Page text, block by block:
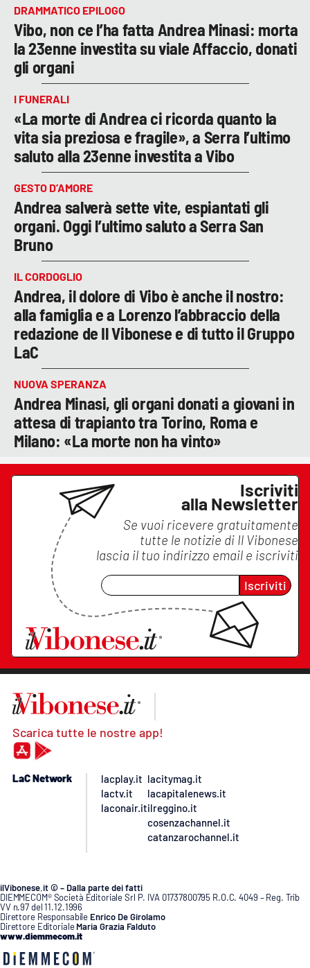
DRAMMATICO EPILOGO
Vibo, non ce l’ha fatta Andrea Minasi: morta
la 23enne investita su viale Affaccio, donati
gli organi
I FUNERALI
«La morte di Andrea ci ricorda quanto la
vita sia preziosa e fragile», a Serra l’ultimo
saluto alla 23enne investita a Vibo
GESTO D’AMORE
Andrea salverà sette vite, espiantati gli
organi. Oggi l’ultimo saluto a Serra San
Bruno
IL CORDOGLIO
Andrea, il dolore di Vibo è anche il nostro:
alla famiglia e a Lorenzo l’abbraccio della
redazione de Il Vibonese e di tutto il Gruppo
LaC
NUOVA SPERANZA
Andrea Minasi, gli organi donati a giovani in
attesa di trapianto tra Torino, Roma e
Milano: «La morte non ha vinto»
Iscriviti
alla Newsletter
Se vuoi ricevere gratuitamente
tutte le notizie di Il Vibonese
lascia il tuo indirizzo email e iscriviti
Iscriviti
Scarica tutte le nostre app!
LaC Network
lacplay.it
lactv.it
laconair.it
lacitymag.it
lacapitalenews.it
ilreggino.it
cosenzachannel.it
catanzarochannel.it
ilVibonese.it © – Dalla parte dei fatti
DIEMMECOM® Società Editoriale Srl P. IVA 01737800795 R.O.C. 4049 – Reg. Trib
VV n.97 del 11.12.1996
Direttore Responsabile Enrico De Girolamo
Direttore Editoriale Maria Grazia Falduto
www.diemmecom.it